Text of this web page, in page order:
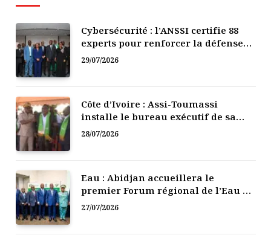
Cybersécurité : l’ANSSI certifie 88
experts pour renforcer la défense
numérique de la Côte d’Ivoire
29/07/2026
Côte d’Ivoire : Assi-Toumassi
installe le bureau exécutif de sa
mutuelle de développement
28/07/2026
Eau : Abidjan accueillera le
premier Forum régional de l’Eau de
l’Afrique de l’Ouest
27/07/2026